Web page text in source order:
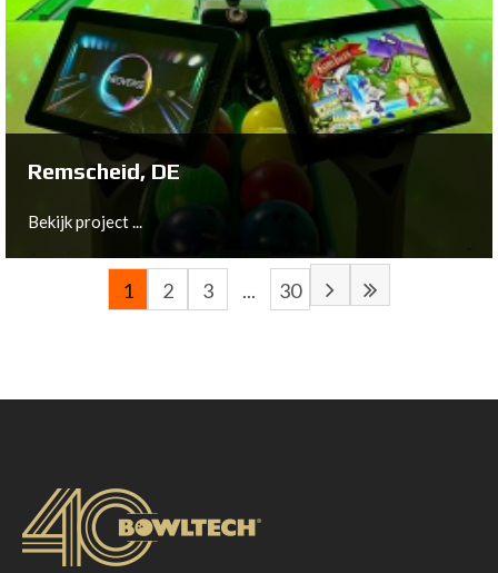
Hemsedal, NO
Bekijk project ...
Remscheid, DE
Bekijk project ...
Remscheid, DE
1 2 3 ... 30